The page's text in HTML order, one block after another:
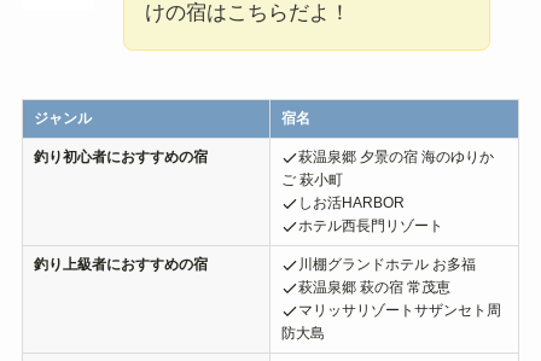
けの宿はこちらだよ！
ジャンル 宿名
釣り初心者におすすめの宿
萩温泉郷 夕景の宿 海のゆりか
ご 萩小町
しお活HARBOR
ホテル西長門リゾート
釣り上級者におすすめの宿
川棚グランドホテル お多福
萩温泉郷 萩の宿 常茂恵
マリッサリゾートサザンセト周
防大島